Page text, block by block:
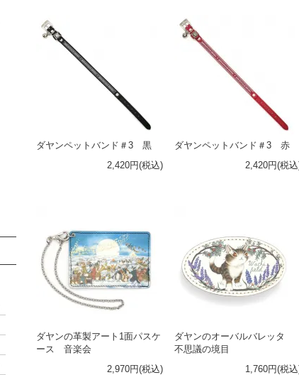
ダヤンペットバンド＃3 黒
2,420円(税込)
ダヤンペットバンド＃3 赤
2,420円(税
ダヤンの革製アート1面パスケ
ース 音楽会
2,970円(税込)
ダヤンのオーバルバレッタ
不思議の境目
1,760円(税